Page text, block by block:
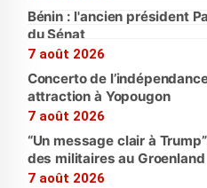
Bénin : l'ancien président
du Sénat
7 août 2026
Concerto de
attraction à Yopougon
7 août 2026
“Un message clair à
des militaires au Groenland
7 août 2026